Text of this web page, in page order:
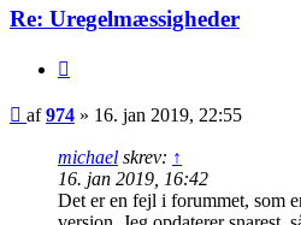
Re: Uregelmæssigheder
Indlæg
af974 » 16. jan 2019, 22:55
michael skrev: ↑
16. jan 2019, 16:42
Det er en fejl i forummet, som